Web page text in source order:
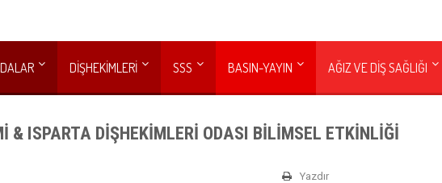
DİŞHEKİMLERİ SSS BASIN-YAYIN AĞIZ VE DİŞ SAĞLIĞI
& ISPARTA DİŞHEKİMLERİ ODASI BİLİMSEL ETKİNLİĞİ
Yazdır